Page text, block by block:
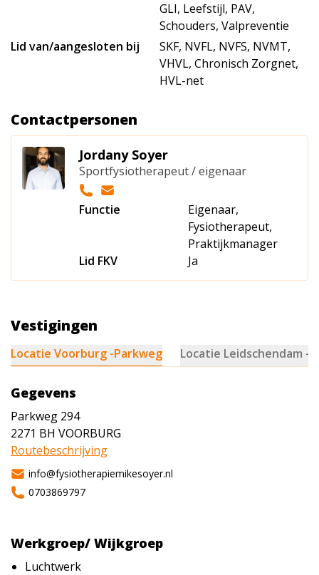
GLI, Leefstijl, PAV,
Schouders, Valpreventie
Lid van/aangesloten bij
SKF, NVFL, NVFS, NVMT,
VHVL, Chronisch Zorgnet,
HVL-net
Contactpersonen
Jordany Soyer
Sportfysiotherapeut / eigenaar
Functie
Eigenaar,
Fysiotherapeut,
Praktijkmanager
Lid FKV
Ja
Vestigingen
Locatie Voorburg -Parkweg Locatie Leidschendam -
Gegevens
Parkweg 294
2271 BH VOORBURG
Routebeschrijving
info@fysiotherapiemikesoyer.nl
0703869797
Werkgroep/ Wijkgroep
Luchtwerk